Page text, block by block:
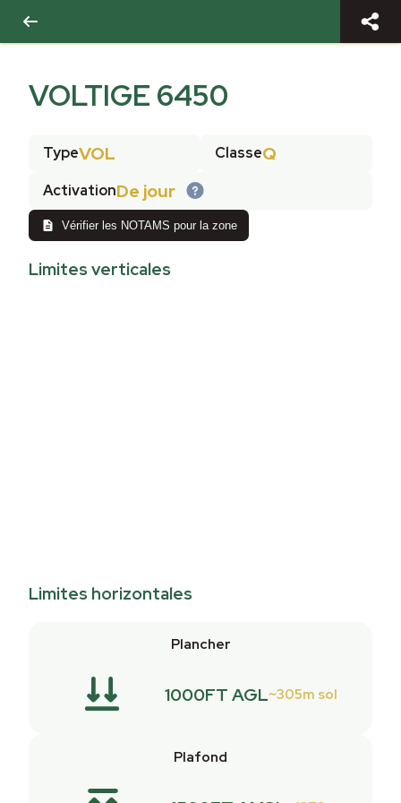
VOLTIGE 6450
TypeVOL ClasseQ
ActivationDe jour
Vérifier les NOTAMS pour la zone
Limites verticales
Limites horizontales
Plancher
1000FT AGL 305m sol
Plafond